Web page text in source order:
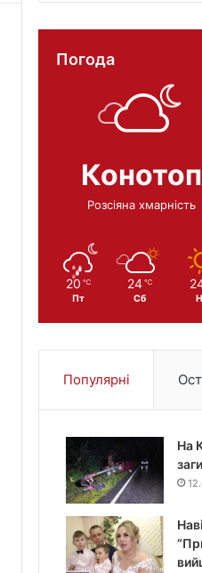
Погода
Конотоп
Розсіяна хмарність
20 ℃
Пт
24 ℃
Сб
Популярні
На